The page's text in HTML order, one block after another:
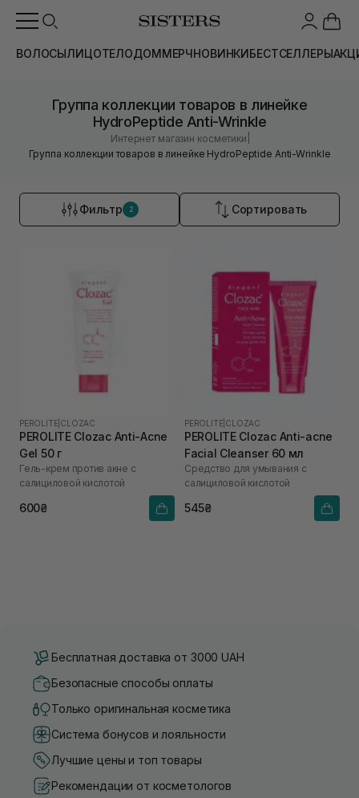
ВОЛОСЫЛИЦОТЕЛОДОММЕРЧНОВИНКИБЕСТСЕЛЛЕРЫ
Группа коллекции товаров в линейке
HydroPeptide Anti-Wrinkle
Интернет магазин косметики
Группа коллекции товаров в линейке HydroPeptide Anti-Wrinkle
Фильтр 2 Сортировать
PEROLITE CLOZAC
PEROLITE Clozac Anti-Acne
Gel 50 г
Гель-крем против акне с
салициловой кислотой
600₴
PEROLITE CLOZAC
PEROLITE Clozac Anti-acne
Facial Cleanser 60 мл
Средство для умывания с
салициловой кислотой
545₴
Бесплатная доставка от 3000 UAH
Безопасные способы оплаты
Только оригинальная косметика
Система бонусов и лояльности
Лучшие цены и топ товары
Рекомендации от косметологов